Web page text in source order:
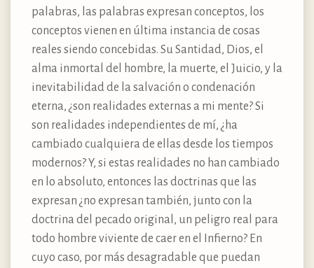
palabras, las palabras expresan conceptos, los
conceptos vienen en última instancia de cosas
reales siendo concebidas. Su Santidad, Dios, el
alma inmortal del hombre, la muerte, el Juicio, y la
inevitabilidad de la salvación o condenación
eterna, ¿son realidades externas a mi mente? Si
son realidades independientes de mí, ¿ha
cambiado cualquiera de ellas desde los tiempos
modernos? Y, si estas realidades no han cambiado
en lo absoluto, entonces las doctrinas que las
expresan ¿no expresan también, junto con la
doctrina del pecado original, un peligro real para
todo hombre viviente de caer en el Infierno? En
cuyo caso, por más desagradable que puedan